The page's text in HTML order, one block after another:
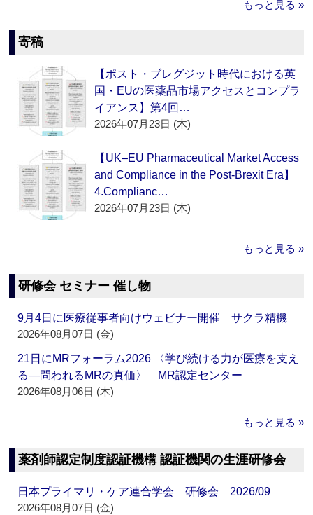
もっと見る »
寄稿
【ポスト・ブレグジット時代における英
国・EUの医薬品市場アクセスとコンプラ
イアンス】第4回…
2026年07月23日 (木)
【UK–EU Pharmaceutical Market Access
and Compliance in the Post-Brexit Era】
4.Complianc…
2026年07月23日 (木)
もっと見る »
研修会 セミナー 催し物
9月4日に医療従事者向けウェビナー開催 サクラ精機
2026年08月07日 (金)
21日にMRフォーラム2026 〈学び続ける力が医療を支え
る―問われるMRの真価〉 MR認定センター
2026年08月06日 (木)
もっと見る »
薬剤師認定制度認証機構 認証機関の生涯研修会
日本プライマリ・ケア連合学会 研修会 2026/09
2026年08月07日 (金)